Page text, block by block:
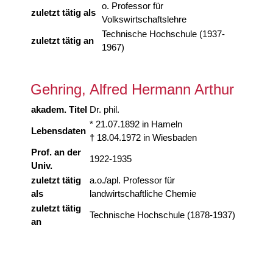
zuletzt tätig als
o. Professor für
Volkswirtschaftslehre
zuletzt tätig an
Technische Hochschule (1937-
1967)
Gehring, Alfred Hermann Arthur
akadem. Titel Dr. phil.
Lebensdaten
* 21.07.1892 in Hameln
† 18.04.1972 in Wiesbaden
Prof. an der
Univ.
1922-1935
zuletzt tätig
als
a.o./apl. Professor für
landwirtschaftliche Chemie
zuletzt tätig
an
Technische Hochschule (1878-1937)